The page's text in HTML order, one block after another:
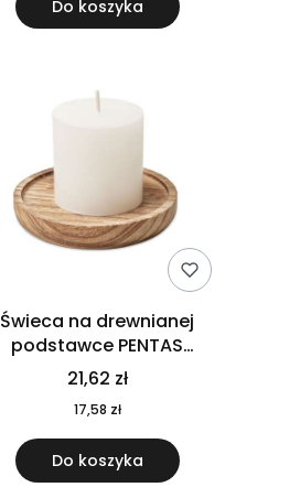
Do koszyka
Świeca na drewnianej
podstawce PENTAS
MO6282-40
21,62 zł
17,58 zł
Do koszyka